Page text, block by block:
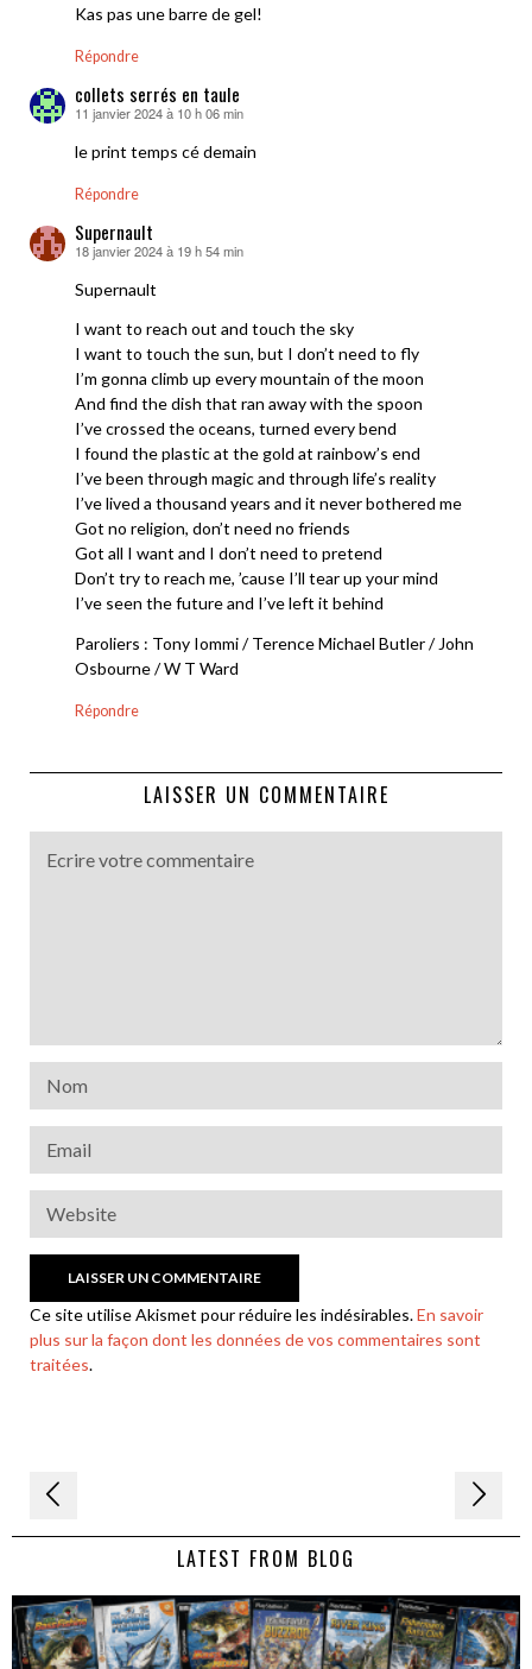
Kas pas une barre de gel!
Répondre
collets serrés en taule
dit :
11 janvier 2024 à 10 h 06 min
le print temps cé demain
Répondre
Supernault
dit :
18 janvier 2024 à 19 h 54 min
Supernault
I want to reach out and touch the sky
I want to touch the sun, but I don’t need to fly
I’m gonna climb up every mountain of the moon
And find the dish that ran away with the spoon
I’ve crossed the oceans, turned every bend
I found the plastic at the gold at rainbow’s end
I’ve been through magic and through life’s reality
I’ve lived a thousand years and it never bothered me
Got no religion, don’t need no friends
Got all I want and I don’t need to pretend
Don’t try to reach me, ’cause I’ll tear up your mind
I’ve seen the future and I’ve left it behind
Paroliers : Tony Iommi / Terence Michael Butler / John
Osbourne / W T Ward
Répondre
LAISSER UN COMMENTAIRE
Ce site utilise Akismet pour réduire les indésirables.En savoir
plus sur la façon dont les données de vos commentaires sont
traitées.
Navigation
de LATEST FROM BLOG